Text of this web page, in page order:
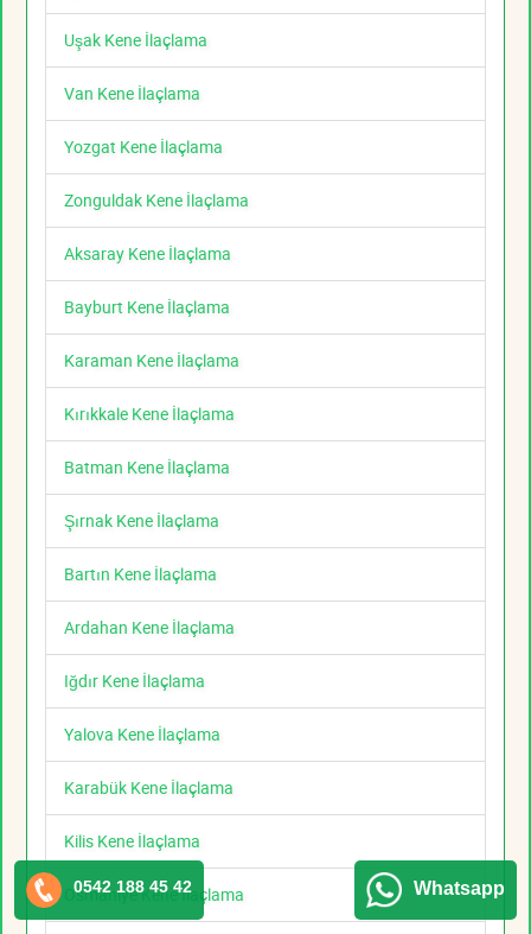
Uşak Kene İlaçlama
Van Kene İlaçlama
Yozgat Kene İlaçlama
Zonguldak Kene İlaçlama
Aksaray Kene İlaçlama
Bayburt Kene İlaçlama
Karaman Kene İlaçlama
Kırıkkale Kene İlaçlama
Batman Kene İlaçlama
Şırnak Kene İlaçlama
Bartın Kene İlaçlama
Ardahan Kene İlaçlama
Iğdır Kene İlaçlama
Yalova Kene İlaçlama
Karabük Kene İlaçlama
Kilis Kene İlaçlama
Osmaniye Kene İlaçlama
0542 188 45 42 Whatsapp